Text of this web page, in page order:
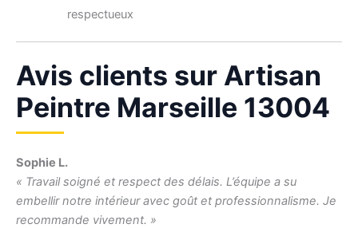
respectueux
Avis clients sur Artisan
Peintre Marseille 13004
Sophie L.
« Travail soigné et respect des délais. L’équipe a su
embellir notre intérieur avec goût et professionnalisme. Je
recommande vivement. »